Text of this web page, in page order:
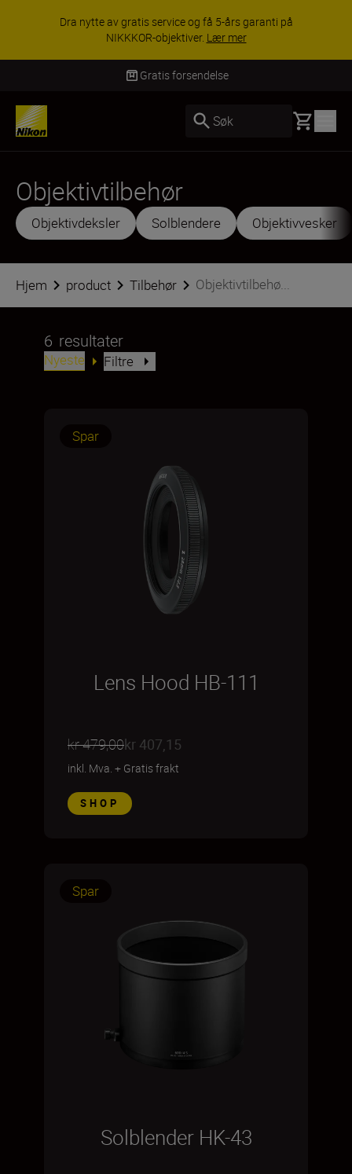
ACCESSORY SAVINGS | Få 15 % rabatt på
utvalgt tilbehør, gjør fotoutstyret komplett i dag.
KJØP NÅ
Levering innen 3–6
Søk Basket
Objektivtilbehør
Objektivdeksler Solblendere Objektivvesker
Hjem product Tilbehør Objektivtilbehø...
6 resultater
Nyeste Filtre
Spar
Lens Hood HB-111
kr 479,00kr 407,15
inkl. Mva. + Gratis frakt
SHOP
Spar
Solblender HK-43